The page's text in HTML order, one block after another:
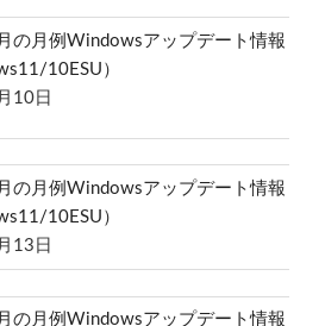
の月例Windowsアップデート情報
10ESU）
10日
の月例Windowsアップデート情報
10ESU）
13日
の月例Windowsアップデート情報